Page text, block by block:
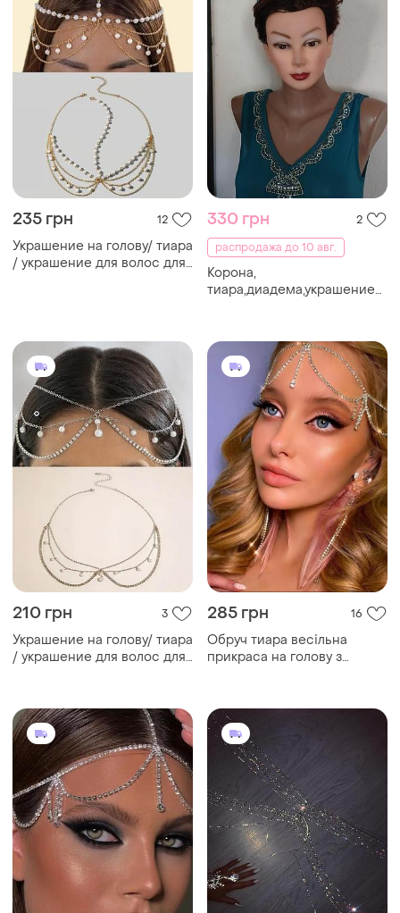
235 грн 12
Украшение на голову/ тиара
/ украшение для волос для
330 грн
2
распродажа до 10 авг.
Корона,
тиара,диадема,украшение
210 грн 3
Украшение на голову/ тиара
/ украшение для волос для
285 грн 16
Обруч тиара весільна
прикраса на голову з